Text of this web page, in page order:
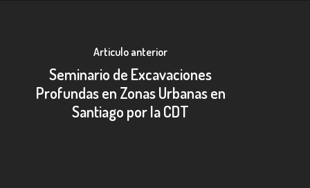
Articulo anterior
Seminario de Excavaciones
Profundas en Zonas Urbanas en
Santiago por la CDT